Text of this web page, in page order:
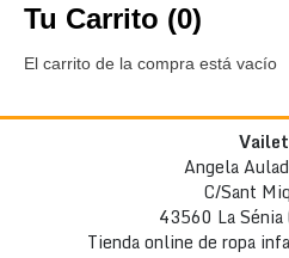
Tu Carrito (0)
El carrito de la compra está vacío
Angela
C/Sant
43560 La Sénia
Tienda online de ropa